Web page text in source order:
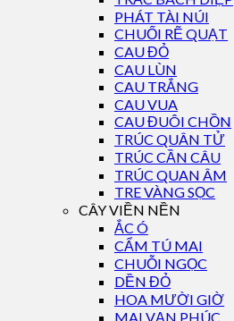
PHÁT TÀI NÚI
CHUỐI RẼ QUẠT
CAU ĐỎ
CAU LÙN
CAU TRẮNG
CAU VUA
CAU ĐUÔI CHỒN
TRÚC QUÂN TỬ
TRÚC CẦN CÂU
TRÚC QUAN ÂM
TRE VÀNG SỌC
CÂY VIỀN NỀN
ẮC Ó
CẨM TÚ MAI
CHUỖI NGỌC
DỀN ĐỎ
HOA MƯỜI GIỜ
MAI VẠN PHÚC